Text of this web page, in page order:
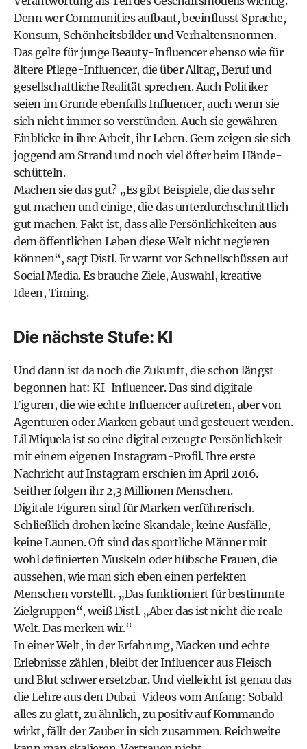
Denn wer Communities aufbaut, beeinflusst Sprache,
Konsum, Schönheitsbilder und Verhaltensnormen.
Das gelte für junge Beauty-Influencer ebenso wie für
ältere Pflege-Influencer, die über Alltag, Beruf und
gesellschaftliche Realität sprechen. Auch Politiker
seien im Grunde ebenfalls Influencer, auch wenn sie
sich nicht immer so verstünden. Auch sie gewähren
Einblicke in ihre Arbeit, ihr Leben. Gern zeigen sie sich
joggend am Strand und noch viel öfter beim Hände­
schütteln.
Machen sie das gut? „Es gibt Beispiele, die das sehr
gut machen und einige, die das unterdurchschnittlich
gut machen. Fakt ist, dass alle Persönlichkeiten aus
dem öffentlichen Leben diese Welt nicht negieren
können“, sagt Distl. Er warnt vor Schnellschüssen auf
Social Media. Es brauche Ziele, Auswahl, kreative
Ideen, Timing.
Die nächste Stufe: KI
Und dann ist da noch die Zukunft, die schon längst
begonnen hat: KI-Influencer. Das sind digitale
Figuren, die wie echte Influencer auftreten, aber von
Agenturen oder Marken gebaut und gesteuert werden.
Lil Miquela ist so eine digital erzeugte Persönlichkeit
mit einem eigenen Instagram-Profil. Ihre erste
Nachricht auf Instagram erschien im April 2016.
Seither folgen ihr 2,3 Millionen Menschen.
Digitale Figuren sind für Marken verführerisch.
Schließlich drohen keine Skandale, keine Ausfälle,
keine Launen. Oft sind das sportliche Männer mit
wohl definierten Muskeln oder hübsche Frauen, die
aussehen, wie man sich eben einen perfekten
Menschen vorstellt. „Das funktioniert für bestimmte
Zielgruppen“, weiß Distl. „Aber das ist nicht die reale
Welt. Das merken wir.“
In einer Welt, in der Erfahrung, Macken und echte
Erlebnisse zählen, bleibt der Influencer aus Fleisch
und Blut schwer ersetzbar. Und vielleicht ist genau das
die Lehre aus den Dubai-Videos vom Anfang: Sobald
alles zu glatt, zu ähnlich, zu positiv auf Kommando
wirkt, fällt der Zauber in sich zusammen. Reichweite